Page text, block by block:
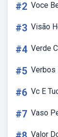
#2 Voce
#3 Visão
#4 Verde
#5 Verbos
#6 Vc E
#7 Vaso
Valor